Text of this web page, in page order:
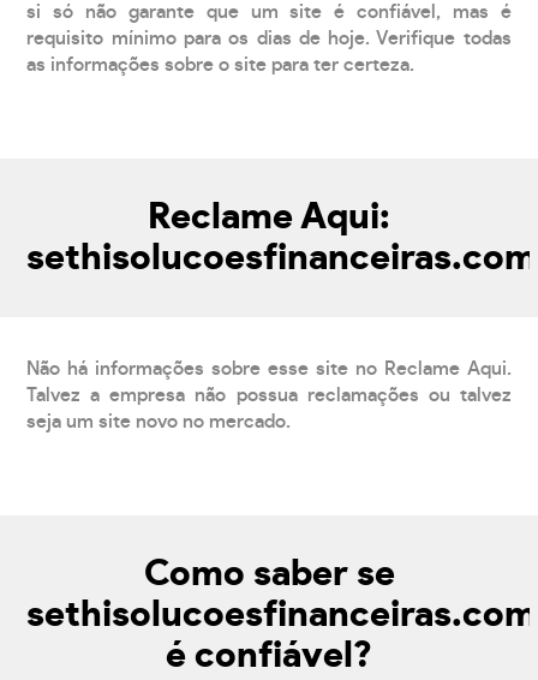
si só não garante que um site é confiável, mas é
requisito mínimo para os dias de hoje. Verifique todas
as informações sobre o site para ter certeza.
Reclame Aqui:
Não há informações sobre esse site no Reclame Aqui.
Talvez a empresa não possua reclamações ou talvez
seja um site novo no mercado.
Como saber se
é confiável?